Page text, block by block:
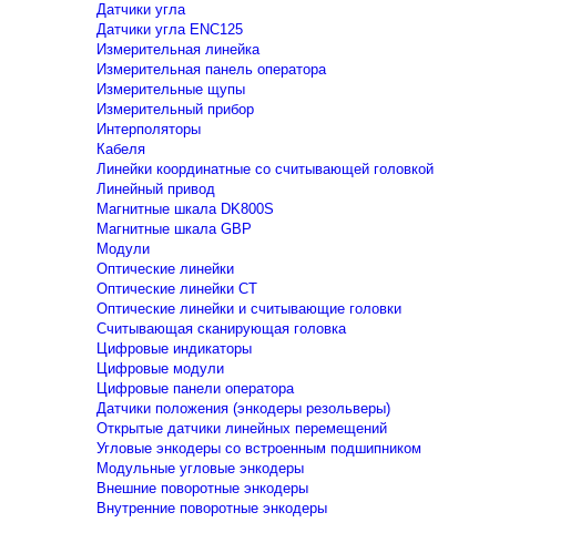
Датчики угла
Датчики угла ENC125
Измерительная линейка
Измерительная панель оператора
Измерительные щупы
Измерительный прибор
Интерполяторы
Кабеля
Линейки координатные со считывающей головкой
Линейный привод
Магнитные шкала DK800S
Магнитные шкала GBP
Модули
Оптические линейки
Оптические линейки CT
Оптические линейки и считывающие головки
Считывающая сканирующая головка
Цифровые индикаторы
Цифровые модули
Цифровые панели оператора
Датчики положения (энкодеры резольверы)
Открытые датчики линейных перемещений
Угловые энкодеры со встроенным подшипником
Модульные угловые энкодеры
Внешние поворотные энкодеры
Внутренние поворотные энкодеры